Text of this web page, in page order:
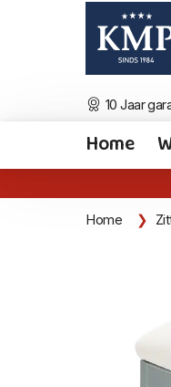
10 Jaar
Home
Home